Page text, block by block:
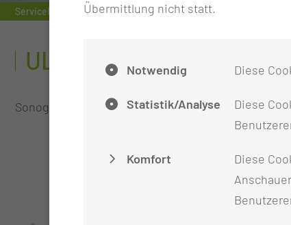
Serviceleistung Interdisziplinäres Schädelbasiszentrum
Sonographie mit Schwerpunkt der
Übermittlung nicht statt.
Notwendig Diese
Statistik/Analyse
Diese
Komfort
Diese